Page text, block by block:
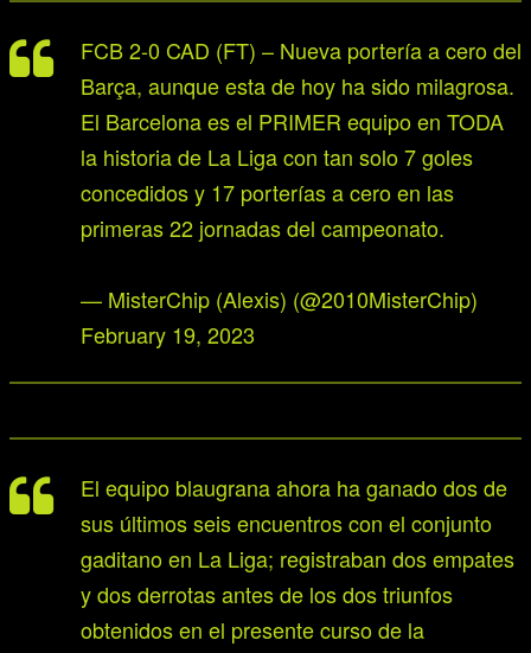
FCB 2-0 CAD (FT) – Nueva portería a cero del
Barça, aunque esta de hoy ha sido milagrosa.
El Barcelona es el PRIMER equipo en TODA
la historia de La Liga con tan solo 7 goles
concedidos y 17 porterías a cero en las
primeras 22 jornadas del campeonato.
— MisterChip (Alexis) (@2010MisterChip)
February 19, 2023
El equipo blaugrana ahora ha ganado dos de
sus últimos seis encuentros con el conjunto
gaditano en La Liga; registraban dos empates
y dos derrotas antes de los dos triunfos
obtenidos en el presente curso de la